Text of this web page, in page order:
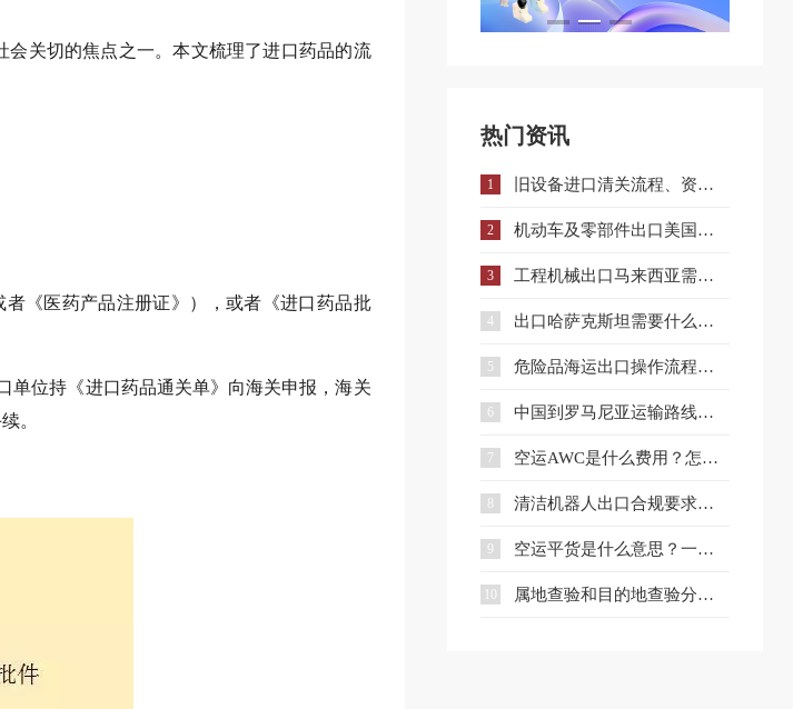
关切的焦点之一。本文梳理了进口药品的流
《医药产品注册证》），或者《进口药品批
单位持《进口药品通关单》向海关申报，海关
。
热门资讯
1 旧设备进口清关流程、资料、时间与避坑指南
2 机动车及零部件出口美国注意：DOT认证全流程与合规要点详解
3 工程机械出口马来西亚需要什么手续和证件？
4 出口哈萨克斯坦需要什么认证？一文详解核心准入要求
5 危险品海运出口操作流程与注意事项全解析
6 中国到罗马尼亚运输路线详解与企业选择策略
7 空运AWC是什么费用？怎么收？和AWA有什么区别？
8 清洁机器人出口合规要求、流程与注意事项全解析
9 空运平货是什么意思？一文讲清计费规则及与重货、泡货的区别
10 属地查验和目的地查验分别是什么？一文看懂两者区别